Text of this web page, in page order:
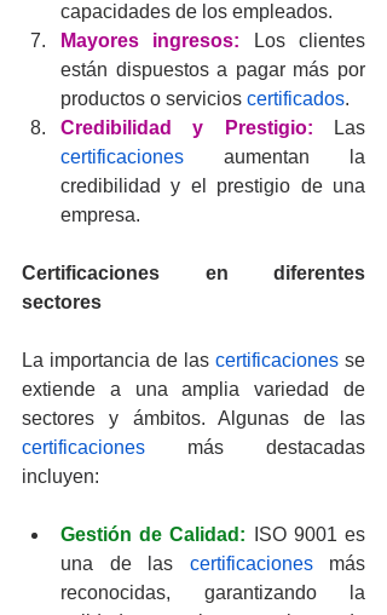
capacidades de los empleados.
Mayores ingresos: Los clientes
están dispuestos a pagar más por
productos o servicios certificados.
Credibilidad y Prestigio:
certificaciones aumentan la
credibilidad y el prestigio de una
empresa.
Certificaciones en diferentes
sectores
La importancia de las certificaciones se
extiende a una amplia variedad de
certificaciones más destacadas
incluyen:
Gestión de Calidad: ISO 9001 es
una de las certificaciones más
reconocidas, garantizando la